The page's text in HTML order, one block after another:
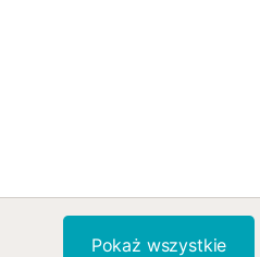
Pokaż wszystkie